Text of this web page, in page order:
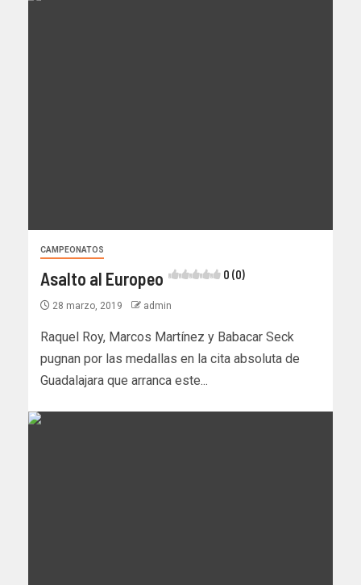
CAMPEONATOS
Asalto al Europeo 0 (0)
28 marzo, 2019 admin
Raquel Roy, Marcos Martínez y Babacar Seck
pugnan por las medallas en la cita absoluta de
Guadalajara que arranca este...